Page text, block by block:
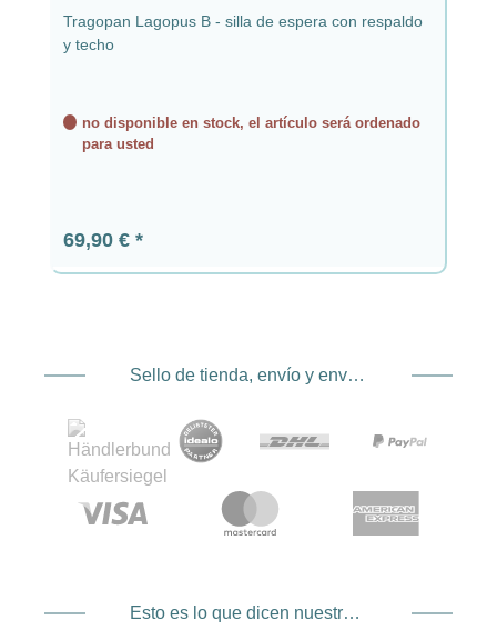
Tragopan Lagopus B - silla de espera con respaldo
y techo
no disponible en stock, el artículo será ordenado
para usted
Precio normal:
69,90 €
Sello de tienda, envío y envío. Proveedor de servicios de pago
Esto es lo que dicen nuestros clientes